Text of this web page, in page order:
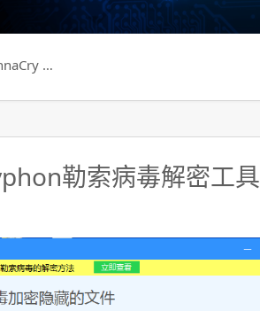
…
勒索病毒解密工具